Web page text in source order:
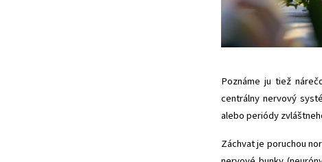
Poznáme ju tiež
centrálny nervový
alebo periódy
Záchvat je poruchou